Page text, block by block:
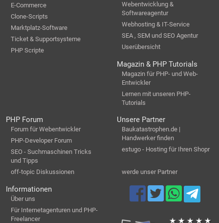
E-Commerce
Clone-Scripts
Marktplatz-Software
Ticket & Supportsysteme
PHP Scripte
Webentwicklung &
Softwareagentur
Webhosting & IT-Service
SEA , SEM und SEO Agentur
Userübersicht
Magazin & PHP Tutorials
Magazin für PHP- und Web-
Entwickler
Lernen mit unseren PHP-
Tutorials
PHP Forum
Forum für Webentwickler
PHP-Developer Forum
SEO - Suchmaschinen Tricks
und Tipps
off-topic Diskussionen
Unsere Partner
Baukatastrophen.de |
Handwerker finden
estugo - Hosting für Ihren Shopr
werde unser Partner
Informationen
Über uns
Für Internetagenturen und PHP-
Freelancer